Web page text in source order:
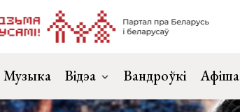
Музыка Відэа Вандроўкі Афіша